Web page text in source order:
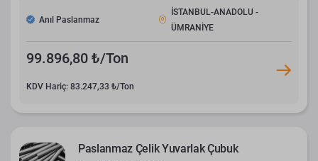
Anıl Paslanmaz
İSTANBUL-ANADOLU -
ÜMRANİYE
99.896,80 ₺/Ton
KDV Hariç: 83.247,33 ₺/Ton
Paslanmaz Çelik Yuvarlak Çubuk